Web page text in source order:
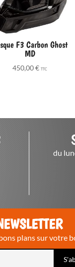
F3 Carbon Ghost
MD
450,00€ TTC
du
plans sur votre